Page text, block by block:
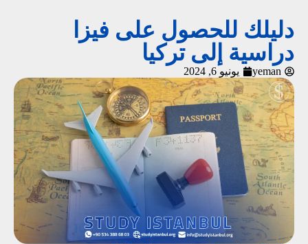
دليلك للحصول على فيزا
دراسية إلى تركيا
yeman يونيو 6, 2024